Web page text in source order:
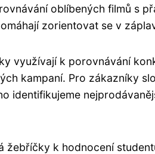
oblíbených filmů s
zorientovat se v
využívají k porovnávání
kampaní. Pro zákazníky
identifikujeme
žebříčky k hodnocení